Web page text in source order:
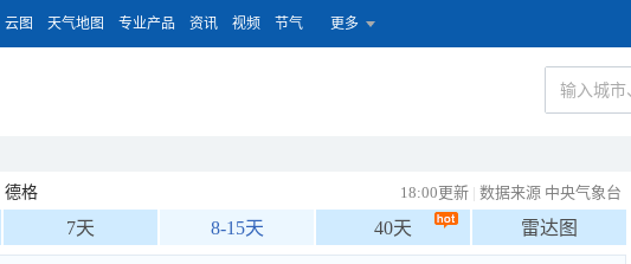
云图 天气地图 专业产品 资讯 视频 节气 更多
德格 18:00更新 | 数据来源 中央气象台
7天 8-15天 40天 雷达图